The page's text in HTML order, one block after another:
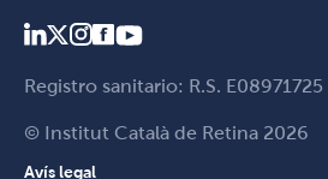
Registro sanitario: R.S. E08971725
© Institut Català de Retina 2026
Avís legal